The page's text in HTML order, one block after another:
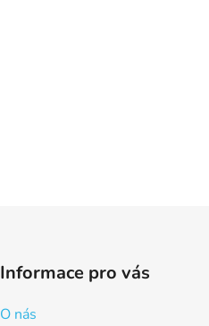
Informace pro vás
O nás